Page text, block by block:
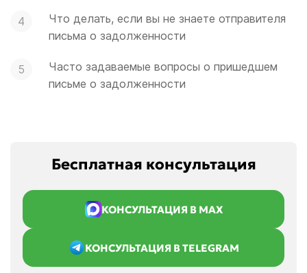
Что делать, если вы не знаете отправителя
письма о задолженности
Часто задаваемые вопросы о пришедшем
письме о задолженности
Бесплатная консультация
КОНСУЛЬТАЦИЯ В MAX
КОНСУЛЬТАЦИЯ В TELEGRAM